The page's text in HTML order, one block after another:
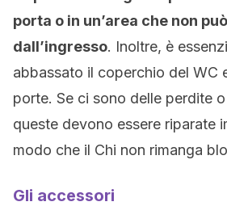
porta o in un’area che non
dall’ingresso. Inoltre, è
abbassato il coperchio del WC
porte. Se ci sono delle perdite
queste devono essere riparate
modo che il Chi non rimanga
Gli accessori